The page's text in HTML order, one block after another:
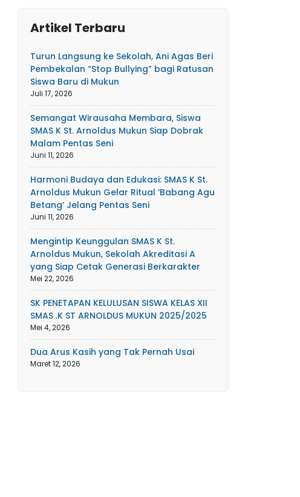
Artikel Terbaru
Turun Langsung ke Sekolah, Ani Agas Beri
Pembekalan “Stop Bullying” bagi Ratusan
Siswa Baru di Mukun
Juli 17, 2026
Semangat Wirausaha Membara, Siswa
SMAS K St. Arnoldus Mukun Siap Dobrak
Malam Pentas Seni
Juni 11, 2026
Harmoni Budaya dan Edukasi: SMAS K St.
Arnoldus Mukun Gelar Ritual ‘Babang Agu
Betang’ Jelang Pentas Seni
Juni 11, 2026
Mengintip Keunggulan SMAS K St.
Arnoldus Mukun, Sekolah Akreditasi A
yang Siap Cetak Generasi Berkarakter
Mei 22, 2026
SK PENETAPAN KELULUSAN SISWA KELAS XII
SMAS .K ST ARNOLDUS MUKUN 2025/2025
Mei 4, 2026
Dua Arus Kasih yang Tak Pernah Usai
Maret 12, 2026